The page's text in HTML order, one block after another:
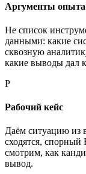
Аргументы опыта
Не список
данными: какие
сквозную
какие выводы дал
Р
Рабочий кейс
Даём ситуацию из
сходятся,
смотрим, как
вывод.